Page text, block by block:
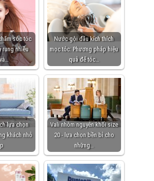
sóc tóc
rụng nhiều
Nước gội đầu kích thích
mọc tóc: Phương pháp hiệu
quả để tóc…
lựa chọn
khách nhỏ
Vali nhôm nguyên khối size
20 - lựa chọn bền bỉ cho
những…